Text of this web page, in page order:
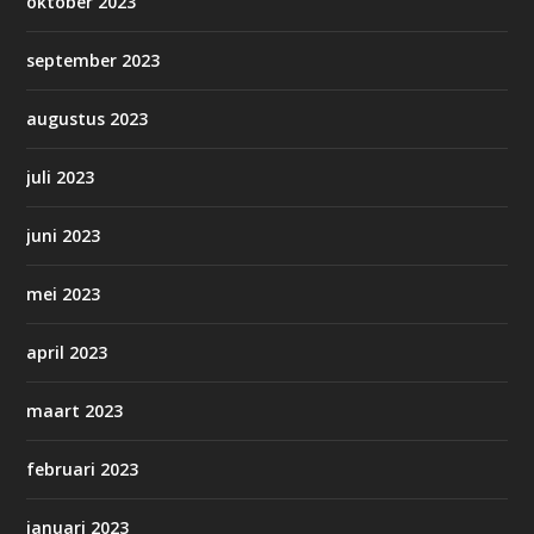
september 2023
augustus 2023
juli 2023
juni 2023
mei 2023
april 2023
maart 2023
februari 2023
januari 2023